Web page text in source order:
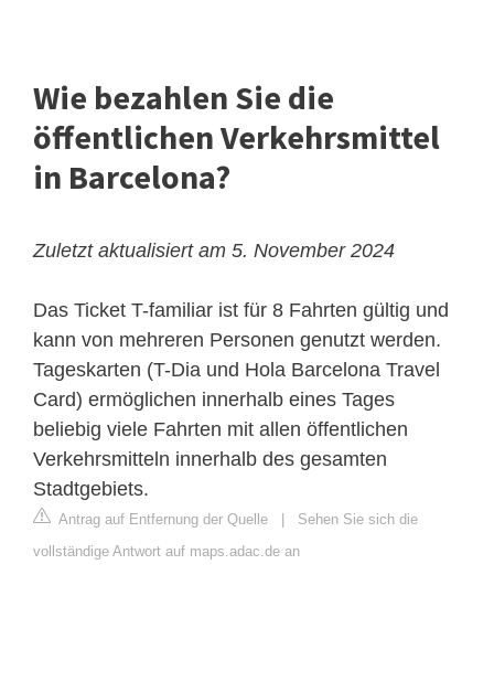
Wie bezahlen Sie die
öffentlichen Verkehrsmittel
in Barcelona?
Zuletzt aktualisiert am 5. November 2024
Das Ticket T-familiar ist für 8 Fahrten gültig und
kann von mehreren Personen genutzt werden.
Tageskarten (T-Dia und Hola Barcelona Travel
Card) ermöglichen innerhalb eines Tages
beliebig viele Fahrten mit allen öffentlichen
Verkehrsmitteln innerhalb des gesamten
Stadtgebiets.
Antrag auf Entfernung der Quelle
Sehen Sie sich die
vollständige Antwort auf maps.adac.de an